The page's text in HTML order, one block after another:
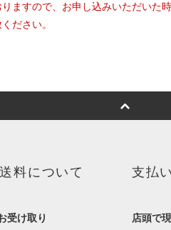
ますので、お申し込みいただいた
ださい。
料について
受け取り
支払
店頭で